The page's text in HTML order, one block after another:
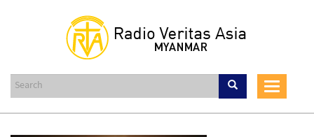
content
Toggle